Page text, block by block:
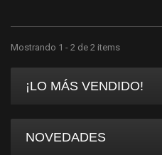
Mostrando 1 - 2 de 2 items
¡LO MÁS VENDIDO!
NOVEDADES